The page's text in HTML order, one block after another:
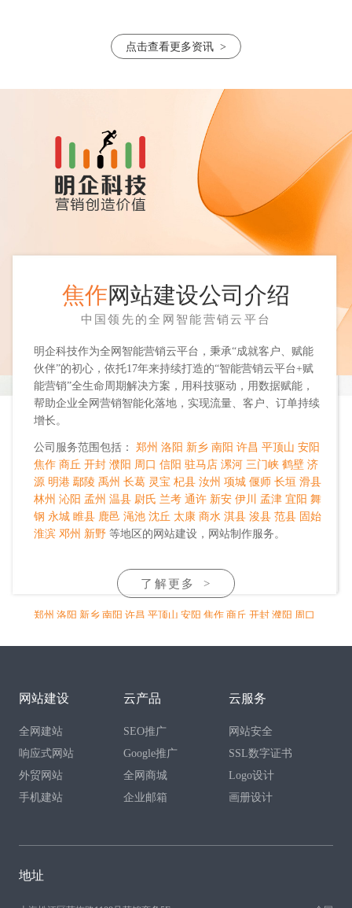
点击查看更多资讯 >
焦作网站建设公司介绍
中国领先的全网智能营销云平台
明企科技作为全网智能营销云平台，秉承“成就客户、赋能
伙伴”的初心，依托17年来持续打造的“智能营销云平台+赋
能营销”全生命周期解决方案，用科技驱动，用数据赋能，
帮助企业全网营销智能化落地，实现流量、客户、订单持续
增长。
公司服务范围包括： 郑州 洛阳 新乡 南阳 许昌 平顶山 安阳
焦作 商丘 开封 濮阳 周口 信阳 驻马店 漯河 三门峡 鹤壁 济
源 明港 鄢陵 禹州 长葛 灵宝 杞县 汝州 项城 偃师 长垣 滑县
林州 沁阳 孟州 温县 尉氏 兰考 通许 新安 伊川 孟津 宜阳 舞
钢 永城 睢县 鹿邑 渑池 沈丘 太康 商水 淇县 浚县 范县 固始
淮滨 邓州 新野 等地区的网站建设，网站制作服务。
了解更多 >
郑州 洛阳 新乡 南阳 许昌 平顶山 安阳 焦作 商丘 开封 濮阳 周口
网站建设
全网建站
响应式网站
外贸网站
手机建站
云产品
SEO推广
Google推广
全网商城
企业邮箱
云服务
网站安全
SSL数字证书
Logo设计
画册设计
地址